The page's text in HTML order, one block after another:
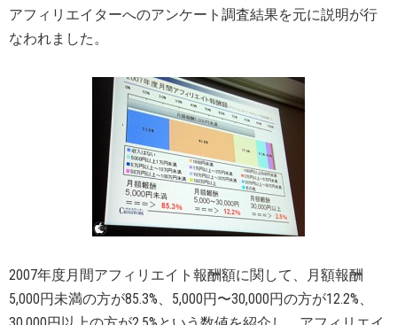
アフィリエイターへのアンケート調査結果を元に説明が行
なわれました。
2007年度月間アフィリエイト報酬額に関して、月額報酬
5,000円未満の方が85.3%、5,000円〜30,000円の方が12.2%、